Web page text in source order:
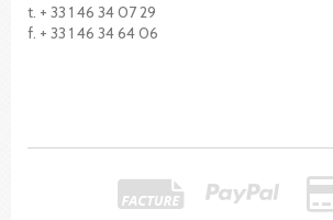
t. + 33 1 46 34 07 29
f. + 33 1 46 34 64 06